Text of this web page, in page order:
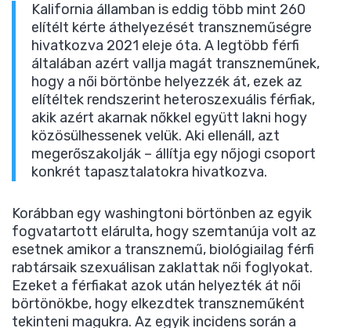
Kalifornia államban is eddig több mint 260
elítélt kérte áthelyezését transzneműségre
hivatkozva 2021 eleje óta. A legtöbb férfi
általában azért vallja magát transzneműnek,
hogy a női börtönbe helyezzék át, ezek az
elítéltek rendszerint heteroszexuális férfiak,
akik azért akarnak nőkkel együtt lakni hogy
közösülhessenek velük. Aki ellenáll, azt
megerőszakolják – állítja egy nőjogi csoport
konkrét tapasztalatokra hivatkozva.
Korábban egy washingtoni börtönben az egyik
fogvatartott elárulta, hogy szemtanúja volt az
esetnek amikor a transznemű, biológiailag férfi
rabtársaik szexuálisan zaklattak női foglyokat.
Ezeket a férfiakat azok után helyezték át női
börtönökbe, hogy elkezdtek transzneműként
tekinteni magukra. Az egyik incidens során a